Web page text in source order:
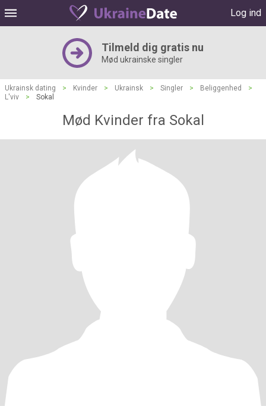
Log ind
Tilmeld dig gratis nu
Mød ukrainske singler
Ukrainsk dating > Kvinder > Ukrainsk > Singler > Beliggenhed
>
L'viv
> Sokal
Mød Kvinder fra Sokal